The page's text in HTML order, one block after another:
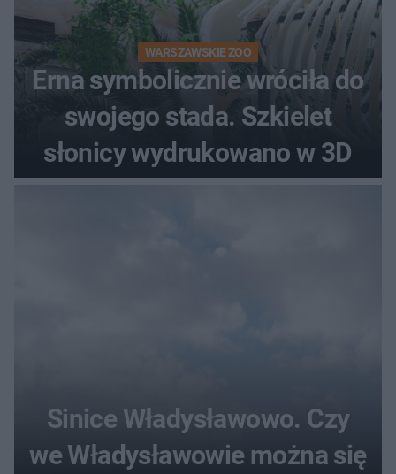
WARSZAWSKIE ZOO
Erna symbolicznie wróciła do
swojego stada. Szkielet
słonicy wydrukowano w 3D
Sinice Władysławowo. Czy
we Władysławowie można się